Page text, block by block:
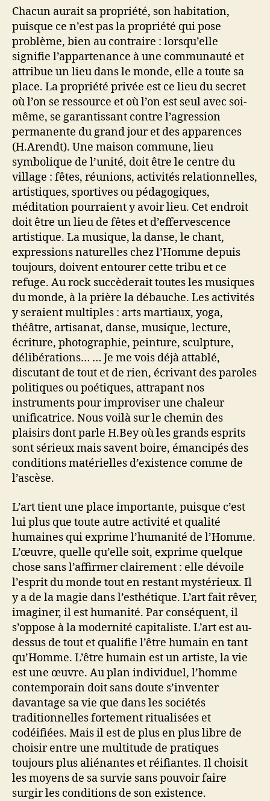
Chacun aurait sa propriété, son habitation,
puisque ce n’est pas la propriété qui pose
problème, bien au contraire : lorsqu’elle
signifie l’appartenance à une communauté et
attribue un lieu dans le monde, elle a toute sa
place. La propriété privée est ce lieu du secret
où l’on se ressource et où l’on est seul avec soi-
même, se garantissant contre l’agression
permanente du grand jour et des apparences
(H.Arendt). Une maison commune, lieu
symbolique de l’unité, doit être le centre du
village : fêtes, réunions, activités relationnelles,
artistiques, sportives ou pédagogiques,
méditation pourraient y avoir lieu. Cet endroit
doit être un lieu de fêtes et d’effervescence
artistique. La musique, la danse, le chant,
expressions naturelles chez l’Homme depuis
toujours, doivent entourer cette tribu et ce
refuge. Au rock succèderait toutes les musiques
du monde, à la prière la débauche. Les activités
y seraient multiples : arts martiaux, yoga,
théâtre, artisanat, danse, musique, lecture,
écriture, photographie, peinture, sculpture,
délibérations… … Je me vois déjà attablé,
discutant de tout et de rien, écrivant des paroles
politiques ou poétiques, attrapant nos
instruments pour improviser une chaleur
unificatrice. Nous voilà sur le chemin des
plaisirs dont parle H.Bey où les grands esprits
sont sérieux mais savent boire, émancipés des
conditions matérielles d’existence comme de
l’ascèse.
L’art tient une place importante, puisque c’est
lui plus que toute autre activité et qualité
humaines qui exprime l’humanité de l’Homme.
L’œuvre, quelle qu’elle soit, exprime quelque
chose sans l’affirmer clairement : elle dévoile
l’esprit du monde tout en restant mystérieux. Il
y a de la magie dans l’esthétique. L’art fait rêver,
imaginer, il est humanité. Par conséquent, il
s’oppose à la modernité capitaliste. L’art est au-
dessus de tout et qualifie l’être humain en tant
qu’Homme. L’être humain est un artiste, la vie
est une œuvre. Au plan individuel, l’homme
contemporain doit sans doute s’inventer
davantage sa vie que dans les sociétés
traditionnelles fortement ritualisées et
codéifiées. Mais il est de plus en plus libre de
choisir entre une multitude de pratiques
toujours plus aliénantes et réifiantes. Il choisit
les moyens de sa survie sans pouvoir faire
surgir les conditions de son existence.